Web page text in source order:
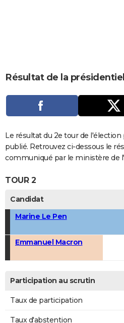
CARTE DE VOEUX
DICTIONNAIRE
Dictionnaire
Biographies
Expressions
Proverbes
PROGRAMME TV
COPAINS D'AVANT
Se connecter
Collèges
Universités
Entreprises
Service militaire
Avis de recherche
AVIS DE DÉCÈS
FORUM
Bricolage
Culture
Television
Voyage
Résultat de la
Le résultat du 2e tour de
publié. Retrouvez ci-dessous le
communiqué par le ministère de
TOUR 2
Candidat
Marine Le Pen
Emmanuel Macron
Participation au scrutin
Taux de participation
Taux d'abstention